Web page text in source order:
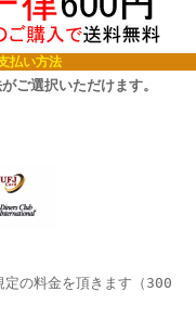
払い方法
ご選択いただけます。
の料金を頂きます（300